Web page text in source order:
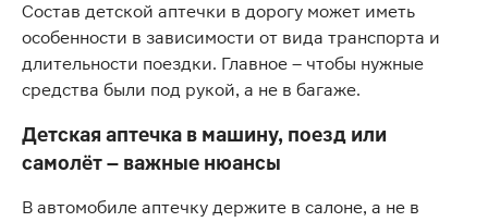
Состав детской аптечки в дорогу может иметь
особенности в зависимости от вида транспорта и
длительности поездки. Главное – чтобы нужные
средства были под рукой, а не в багаже.
Детская аптечка в машину, поезд или
самолёт – важные нюансы
В автомобиле аптечку держите в салоне, а не в